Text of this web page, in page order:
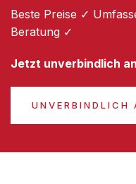
Beste Preise ✓
Beratung ✓
Jetzt unverbindlich
UNVERBINDLICH